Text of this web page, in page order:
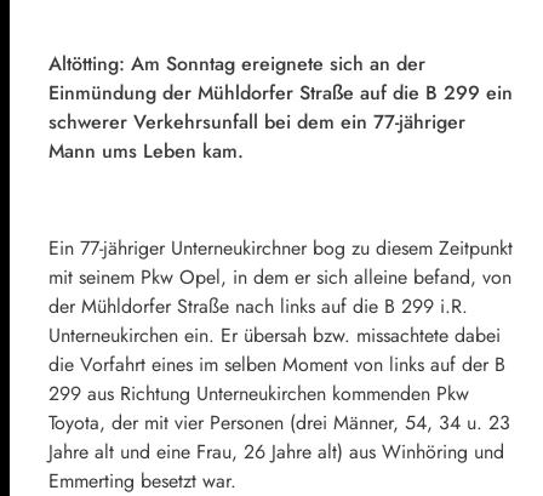
Altötting: Am Sonntag ereignete sich an der
Einmündung der Mühldorfer Straße auf die B 299 ein
schwerer Verkehrsunfall bei dem ein 77-jähriger
Mann ums Leben kam.
Ein 77-jähriger Unterneukirchner bog zu diesem Zeitpunkt
mit seinem Pkw Opel, in dem er sich alleine befand, von
der Mühldorfer Straße nach links auf die B 299 i.R.
Unterneukirchen ein. Er übersah bzw. missachtete dabei
die Vorfahrt eines im selben Moment von links auf der B
299 aus Richtung Unterneukirchen kommenden Pkw
Toyota, der mit vier Personen (drei Männer, 54, 34 u. 23
Jahre alt und eine Frau, 26 Jahre alt) aus Winhöring und
Emmerting besetzt war.